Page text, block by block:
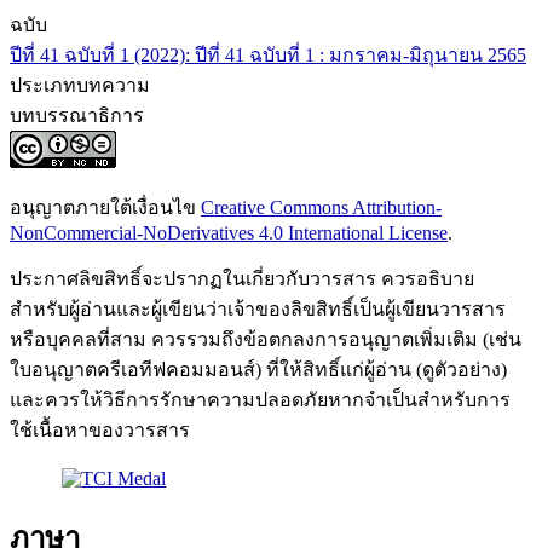
ฉบับ
ปีที่ 41 ฉบับที่ 1 (2022): ปีที่ 41 ฉบับที่ 1 : มกราคม-มิถุนายน 2565
ประเภทบทความ
บทบรรณาธิการ
อนุญาตภายใต้เงื่อนไข Creative Commons Attribution-
NonCommercial-NoDerivatives 4.0 International License.
ประกาศลิขสิทธิ์จะปรากฏในเกี่ยวกับวารสาร ควรอธิบาย
สำหรับผู้อ่านและผู้เขียนว่าเจ้าของลิขสิทธิ์เป็นผู้เขียนวารสาร
หรือบุคคลที่สาม ควรรวมถึงข้อตกลงการอนุญาตเพิ่มเติม (เช่น
ใบอนุญาตครีเอทีฟคอมมอนส์) ที่ให้สิทธิ์แก่ผู้อ่าน (ดูตัวอย่าง)
และควรให้วิธีการรักษาความปลอดภัยหากจำเป็นสำหรับการ
ใช้เนื้อหาของวารสาร
ภาษา